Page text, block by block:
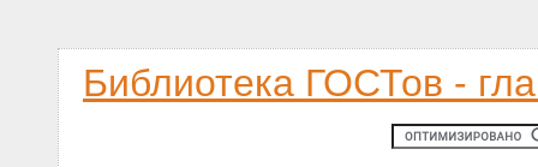
Библиотека ГОСТов -